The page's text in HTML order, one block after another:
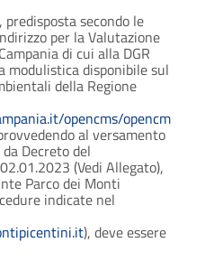
predisposta secondo le
per la Valutazione
di cui alla DGR
disponibile sul
della Regione
opencms/opencm
al versamento
Decreto del
(Vedi Allegato),
Parco dei Monti
indicate nel
), deve essere